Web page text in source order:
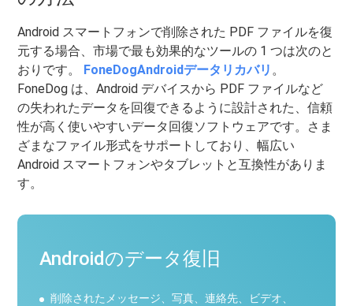
Android スマートフォンで削除された PDF ファイルを復
元する場合、市場で最も効果的なツールの 1 つは次のと
おりです。 FoneDogAndroidデータリカバリ 。
FoneDog は、Android デバイスから PDF ファイルなど
の失われたデータを回復できるように設計された、信頼
性が高く使いやすいデータ回復ソフトウェアです。さま
ざまなファイル形式をサポートしており、幅広い
Android スマートフォンやタブレットと互換性がありま
す。
Androidのデータ復旧
削除されたメッセージ、写真、連絡先、ビデオ、